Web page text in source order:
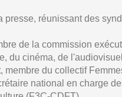
presse, réunissant des
de la commission
du cinéma, de
membre du collectif
national en charge